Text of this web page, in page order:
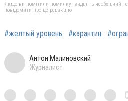
Якщо ви помітили помилку, виділіть необхідний
повідомити про це редакцію
#желтый уровень #карантин
Антон Малиновский
Журналист